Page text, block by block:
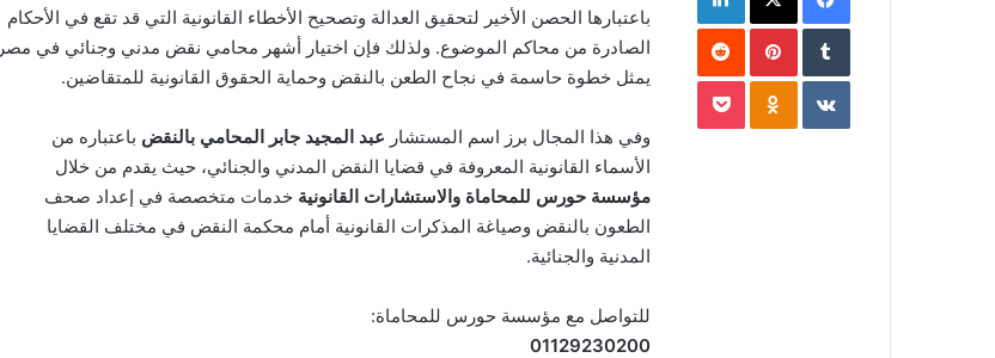
باعتبارها الحصن الأخير لتحقيق العدالة وتصحيح الأخطاء القانونية التي قد تقع في الأحكام
الصادرة من محاكم الموضوع. ولذلك فإن اختيار أشهر محامي نقض مدني وجنائي في مصر
يمثل خطوة حاسمة في نجاح الطعن بالنقض وحماية الحقوق القانونية للمتقاضين.
وفي هذا المجال برز اسم المستشار عبد المجيد جابر المحامي بالنقض باعتباره من
الأسماء القانونية المعروفة في قضايا النقض المدني والجنائي، حيث يقدم من خلال
مؤسسة حورس للمحاماة والاستشارات القانونية خدمات متخصصة في إعداد صحف
الطعون بالنقض وصياغة المذكرات القانونية أمام محكمة النقض في مختلف القضايا
المدنية والجنائية.
للتواصل مع مؤسسة حورس للمحاماة:
01129230200
‏Tumblr بينتيريست
‏Reddit
‏VKontakte
Odnoklassniki
‫Pocket